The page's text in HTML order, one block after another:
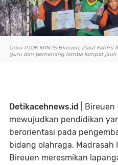
Guru PJOK MIN 15 Bireuen, Ziaul Fahmi
guru dan pemenang lomba lompat
Detikacehnews.id
|
mewujudkan pendidikan
berorientasi pada
bidang olahraga, Madrasah
Bireuen meresmikan